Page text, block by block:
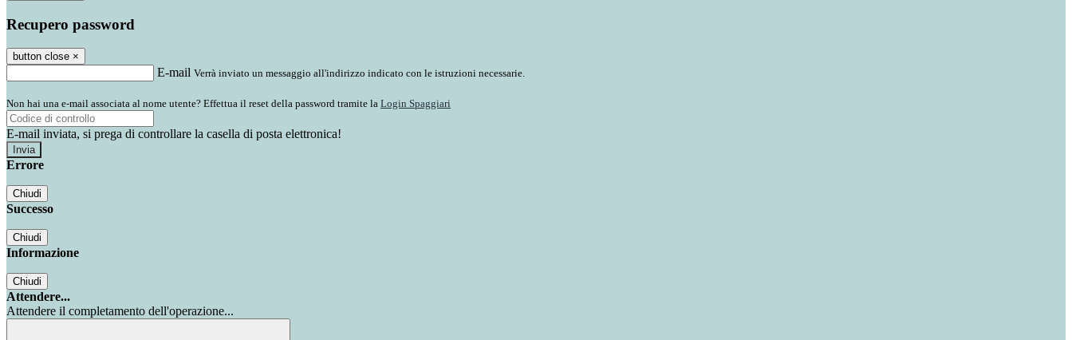
Recupero password
button close ×
E-mail Verrà inviato un messaggio all'indirizzo indicato con le istruzioni necessarie.
Non hai una e-mail associata al nome utente? Effettua il reset della password tramite la Login Spaggiari
E-mail inviata, si prega di controllare la casella di posta elettronica!
Errore
Chiudi
Successo
Chiudi
Informazione
Chiudi
Attendere...
Attendere il completamento dell'operazione...